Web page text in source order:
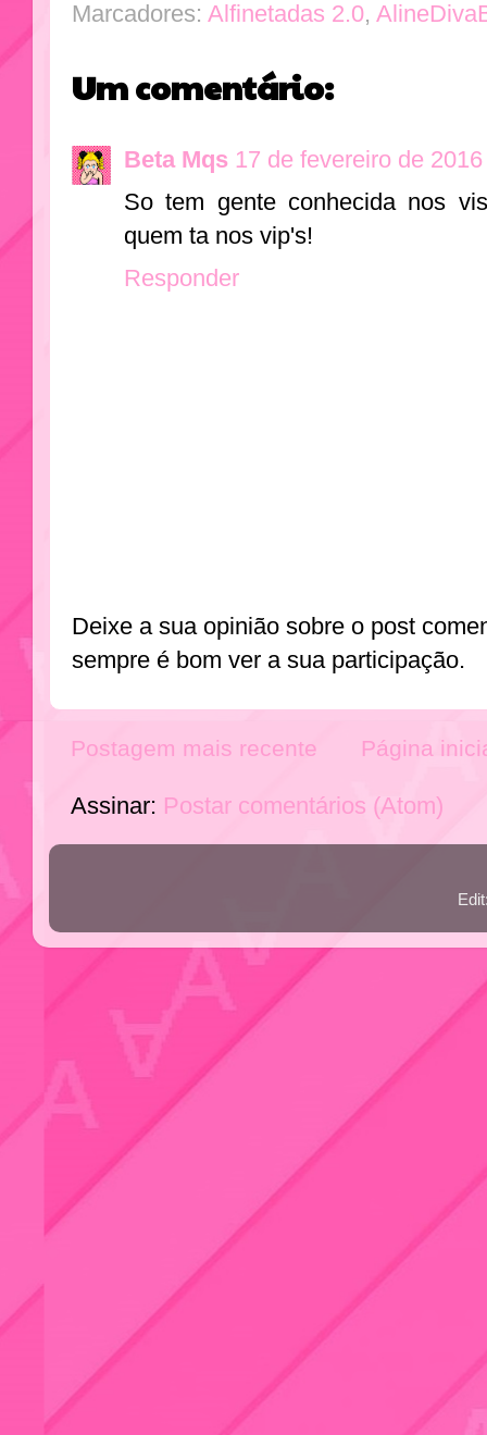
Marcadores: Alfinetadas 2.0,
Um comentário:
Beta Mqs 17 de fevereiro de
So tem gente conhecida nos
quem ta nos vip's!
Responder
Deixe a sua opinião sobre o post
sempre é bom ver a sua participação.
Postagem mais recente Página
Assinar: Postar comentários (Atom)